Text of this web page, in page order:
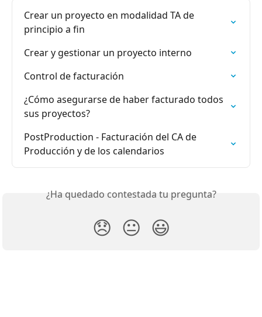
Crear un proyecto en modalidad TA de
principio a fin
Crear y gestionar un proyecto interno
Control de facturación
¿Cómo asegurarse de haber facturado todos
sus proyectos?
PostProduction - Facturación del CA de
Producción y de los calendarios
¿Ha quedado contestada tu pregunta?
😞 😐 😃